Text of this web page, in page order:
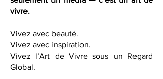
French Quarter Magazine n’est pas
seulement un média — c’est un art de
Vivez avec beauté.
Vivez avec inspiration.
Vivez l’Art de Vivre sous un Regard